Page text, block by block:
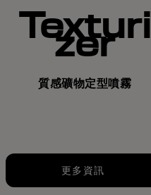
Texturi
zer
質感礦物定型噴霧
更多資訊